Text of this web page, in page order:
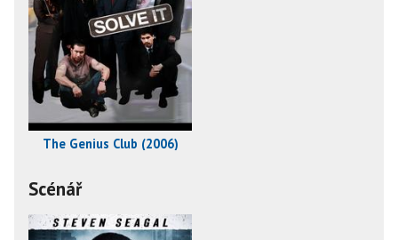
The Genius Club (2006)
Scénář